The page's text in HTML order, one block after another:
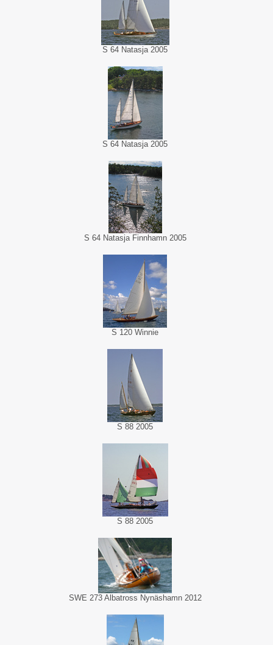
S 64 Natasja 2005
S 64 Natasja 2005
S 64 Natasja Finnhamn 2005
S 120 Winnie
S 88 2005
S 88 2005
SWE 273 Albatross Nynäshamn 2012